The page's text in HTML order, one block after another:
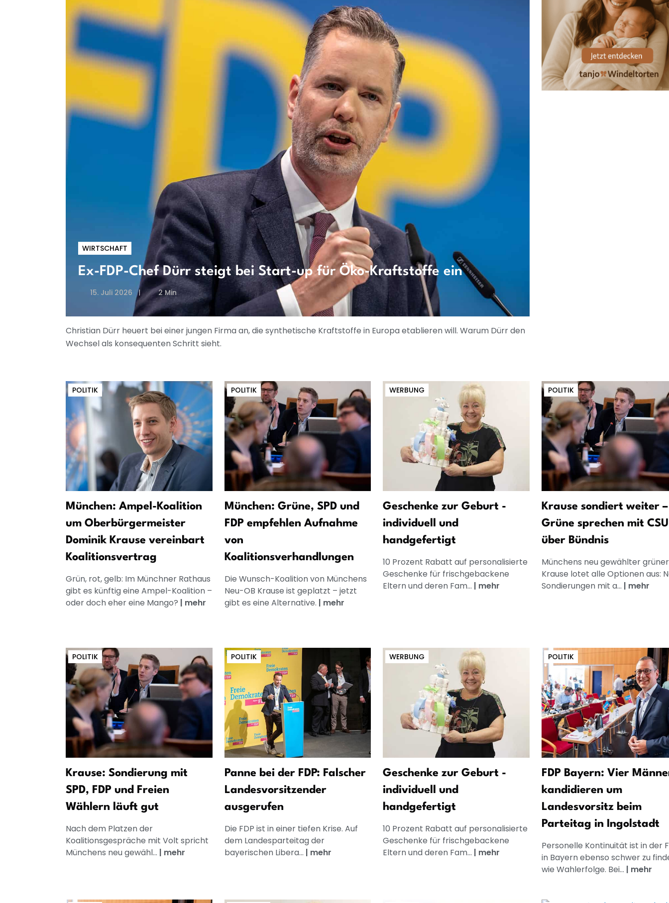
WIRTSCHAFT
Ex-FDP-Chef Dürr steigt bei Start-up für Öko-Kraftstoffe ein
15. Juli 2026 2 Min
Christian Dürr heuert bei einer jungen Firma an, die synthetische Kraftstoffe in Europa etablieren will. Warum Dürr den
Wechsel als konsequenten Schritt sieht.
POLITIK
München: Ampel-Koalition
um Oberbürgermeister
Dominik Krause vereinbart
Koalitionsvertrag
Grün, rot, gelb: Im Münchner Rathaus
gibt es künftig eine Ampel-Koalition –
oder doch eher eine Mango? | mehr
POLITIK
München: Grüne, SPD und
FDP empfehlen Aufnahme
von
Koalitionsverhandlungen
Die Wunsch-Koalition von Münchens
Neu-OB Krause ist geplatzt – jetzt
gibt es eine Alternative. | mehr
WERBUNG
Geschenke zur Geburt -
individuell und
handgefertigt
10 Prozent Rabatt auf personalisierte
Geschenke für frischgebackene
Eltern und deren Fam... | mehr
POLITIK
Krause sondiert weiter –
Grüne sprechen mit CSU
über Bündnis
Münchens neu gewählter
Krause lotet alle Optionen aus:
Sondierungen mit a... | mehr
POLITIK
Krause: Sondierung mit
SPD, FDP und Freien
Wählern läuft gut
Nach dem Platzen der
Koalitionsgespräche mit Volt spricht
Münchens neu gewähl... | mehr
POLITIK
Panne bei der FDP: Falscher
Landesvorsitzender
ausgerufen
Die FDP ist in einer tiefen Krise. Auf
dem Landesparteitag der
bayerischen Libera... | mehr
WERBUNG
Geschenke zur Geburt -
individuell und
handgefertigt
10 Prozent Rabatt auf personalisierte
Geschenke für frischgebackene
Eltern und deren Fam... | mehr
POLITIK
FDP Bayern: Vier
kandidieren um
Landesvorsitz beim
Parteitag in Ingolstadt
Personelle Kontinuität ist in der
in Bayern ebenso schwer zu
wie Wahlerfolge. Bei... | mehr